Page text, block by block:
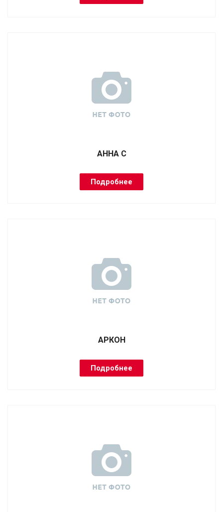
АННА С
Подробнее
АРКОН
Подробнее